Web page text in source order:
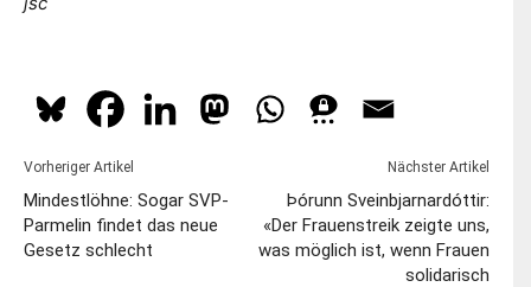
Vorheriger Artikel
Mindestlöhne: Sogar SVP-
Parmelin findet das neue
Gesetz schlecht
Nächster Artikel
Þórunn Sveinbjarnardóttir:
«Der Frauenstreik zeigte uns,
was möglich ist, wenn Frauen
solidarisch